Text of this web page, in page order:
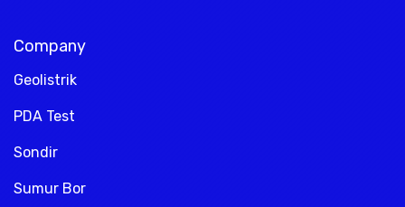
Company
Geolistrik
PDA Test
Sondir
Sumur Bor